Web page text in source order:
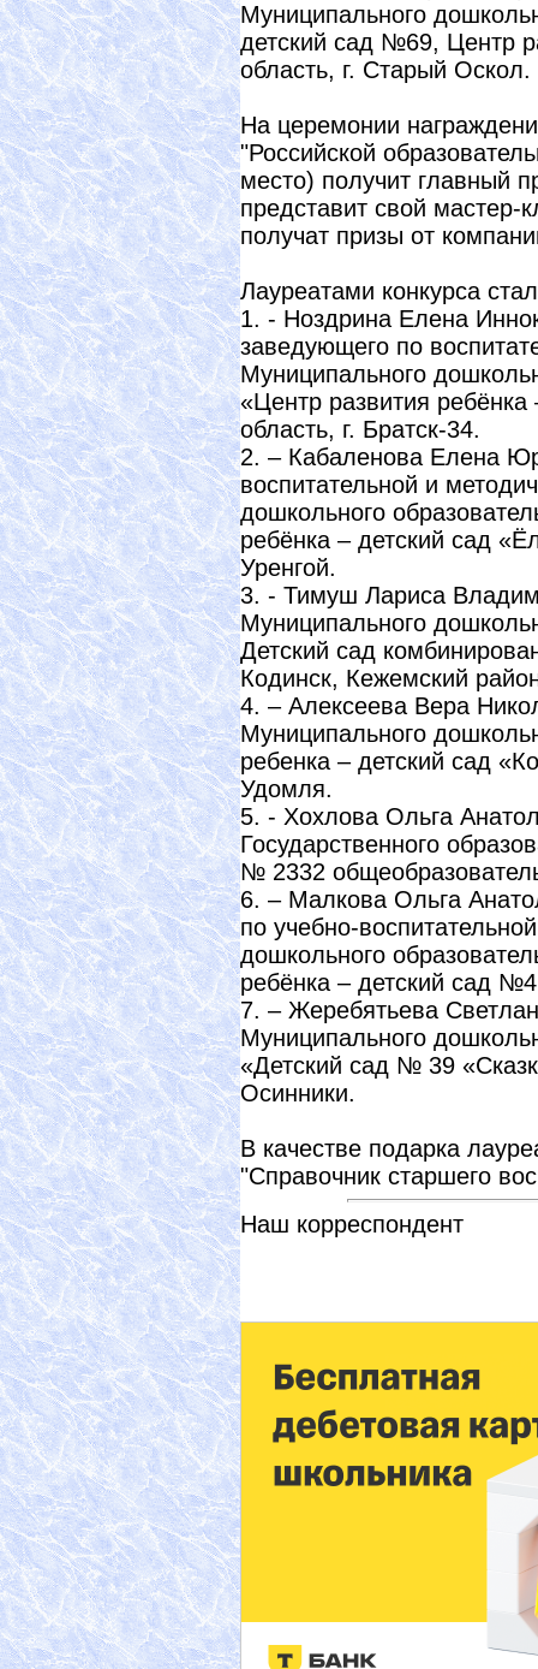
Муниципального
детский сад №69, Центр
область, г. Старый Оскол.
На церемонии
"Российской
место) получит главный
представит свой мастер-
получат призы от
Лауреатами конкурса
1. - Ноздрина Елена
заведующего по
Муниципального
«Центр развития
область, г. Братск-34.
2. – Кабаленова Елена
воспитательной и
дошкольного
ребёнка – детский сад
Уренгой.
3. - Тимуш Лариса
Муниципального
Детский сад
Кодинск, Кежемский
4. – Алексеева Вера
Муниципального
ребенка – детский сад
Удомля.
5. - Хохлова Ольга
Государственного
№ 2332
6. – Малкова Ольга
по учебно-
дошкольного
ребёнка – детский сад
7. – Жеребятьева
Муниципального
«Детский сад № 39
Осинники.
В качестве подарка
"Справочник старшего
Наш корреспондент